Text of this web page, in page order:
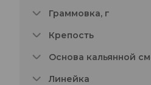
Граммовка, г
Крепость
Основа кальянной
Линейка